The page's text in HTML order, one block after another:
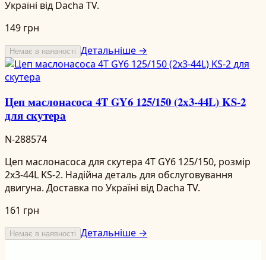
Україні від Dacha TV.
149 грн
Немає в наявності Детальніше →
Цеп маслонасоса 4T GY6 125/150 (2х3-44L) KS-2
для скутера
N-288574
Цеп маслонасоса для скутера 4T GY6 125/150, розмір
2х3-44L KS-2. Надійна деталь для обслуговування
двигуна. Доставка по Україні від Dacha TV.
161 грн
Немає в наявності Детальніше →